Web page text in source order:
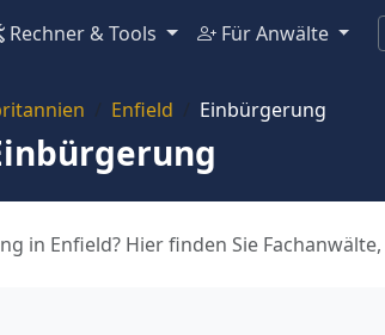
Rechner & Tools Für Anwälte
Enfield Einbürgerung
in Enfield? Hier finden Sie